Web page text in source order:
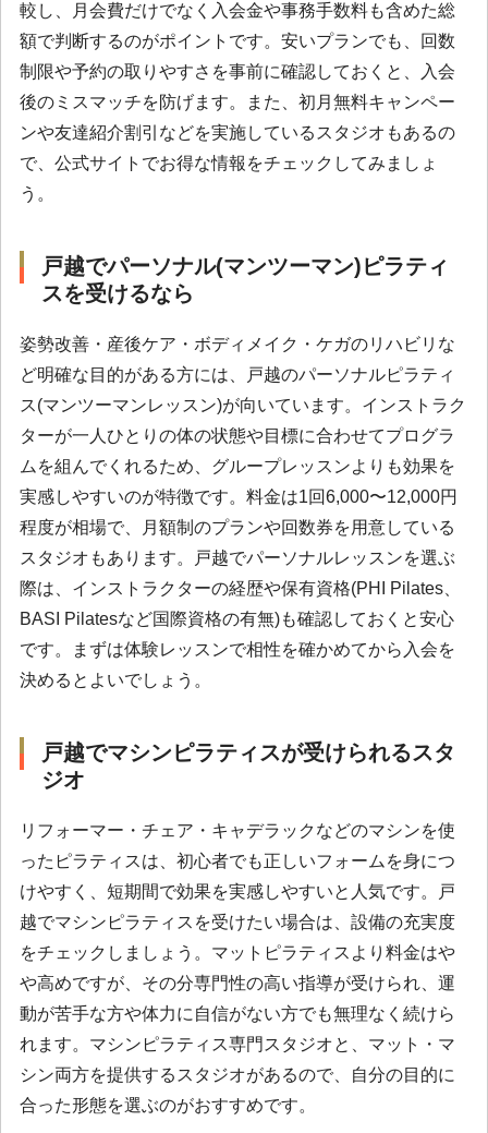
較し、月会費だけでなく入会金や事務手数料も含めた総
額で判断するのがポイントです。安いプランでも、回数
制限や予約の取りやすさを事前に確認しておくと、入会
後のミスマッチを防げます。また、初月無料キャンペー
ンや友達紹介割引などを実施しているスタジオもあるの
で、公式サイトでお得な情報をチェックしてみましょ
う。
戸越でパーソナル(マンツーマン)ピラティ
スを受けるなら
姿勢改善・産後ケア・ボディメイク・ケガのリハビリな
ど明確な目的がある方には、戸越のパーソナルピラティ
ス(マンツーマンレッスン)が向いています。インストラク
ターが一人ひとりの体の状態や目標に合わせてプログラ
ムを組んでくれるため、グループレッスンよりも効果を
実感しやすいのが特徴です。料金は1回6,000〜12,000円
程度が相場で、月額制のプランや回数券を用意している
スタジオもあります。戸越でパーソナルレッスンを選ぶ
際は、インストラクターの経歴や保有資格(PHI Pilates、
BASI Pilatesなど国際資格の有無)も確認しておくと安心
です。まずは体験レッスンで相性を確かめてから入会を
決めるとよいでしょう。
戸越でマシンピラティスが受けられるスタ
ジオ
リフォーマー・チェア・キャデラックなどのマシンを使
ったピラティスは、初心者でも正しいフォームを身につ
けやすく、短期間で効果を実感しやすいと人気です。戸
越でマシンピラティスを受けたい場合は、設備の充実度
をチェックしましょう。マットピラティスより料金はや
や高めですが、その分専門性の高い指導が受けられ、運
動が苦手な方や体力に自信がない方でも無理なく続けら
れます。マシンピラティス専門スタジオと、マット・マ
シン両方を提供するスタジオがあるので、自分の目的に
合った形態を選ぶのがおすすめです。